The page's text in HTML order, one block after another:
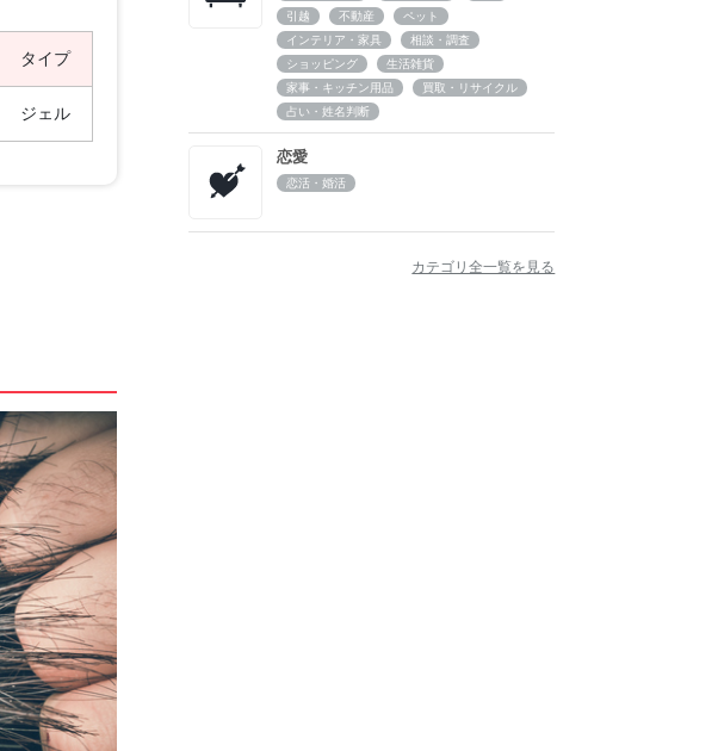
タイプ
ジェル
引越
不動産
ペット
インテリア・家具
相談・調査
ショッピング
生活雑貨
家事・キッチン用品
買取・リサイクル
占い・姓名判断
恋愛
恋活・婚活
カテゴリ全一覧を見る